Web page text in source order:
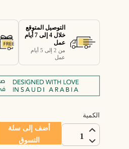
التوصيل المتوقع
خلال 4 إلى 7 أيام
عمل
من 2 إلى 5 أيام
عمل
الكمية
1
أضف إلى سلة
التسوق